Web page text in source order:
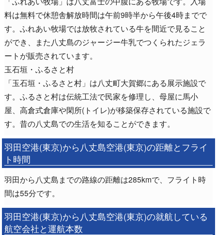
料は無料で休憩舎解放時間は午前9時半から午後4時までで
す。ふれあい牧場では放牧されている牛を間近で見ること
ができ、また八丈島のジャージー牛乳でつくられたジェラ
ートが販売されています。
玉石垣・ふるさと村
「玉石垣・ふるさと村」は八丈町大賀郷にある展示施設で
す。ふるさと村は伝統工法で民家を修理し、母屋に馬小
屋、高倉式倉庫や閑所(トイレ)が移築保存されている施設で
す。昔の八丈島での生活を知ることができます。
羽田空港(東京)から八丈島空港(東京)の距離とフライ
ト時間
羽田から八丈島までの路線の距離は285kmで、フライト時
間は55分です。
羽田空港(東京)から八丈島空港(東京)の就航している
航空会社と運航本数